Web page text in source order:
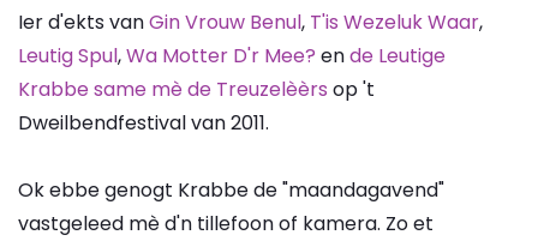
Ier d'ekts vanGin Vrouw Benul, T'is Wezeluk Waar,
Leutig Spul,Wa Motter D'r Mee? ende Leutige
Krabbe same mè de Treuzelèèrs op 't
Dweilbendfestival van 2011.
Ok ebbe genogt Krabbe de "maandagavend"
vastgeleed mè d'n tillefoon of kamera. Zo et